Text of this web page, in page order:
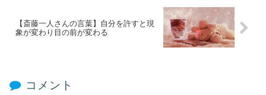
【斎藤一人さんの言葉】自分を許すと現
象が変わり目の前が変わる
コメント